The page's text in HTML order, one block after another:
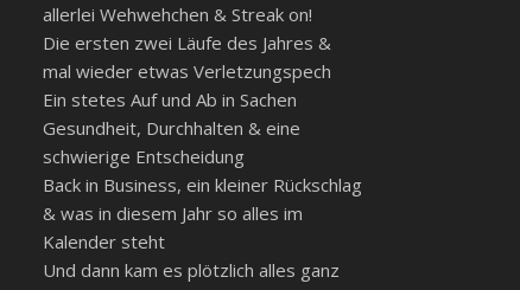
allerlei Wehwehchen & Streak on!
Die ersten zwei Läufe des Jahres &
mal wieder etwas Verletzungspech
Ein stetes Auf und Ab in Sachen
Gesundheit, Durchhalten & eine
schwierige Entscheidung
Back in Business, ein kleiner Rückschlag
& was in diesem Jahr so alles im
Kalender steht
Und dann kam es plötzlich alles ganz